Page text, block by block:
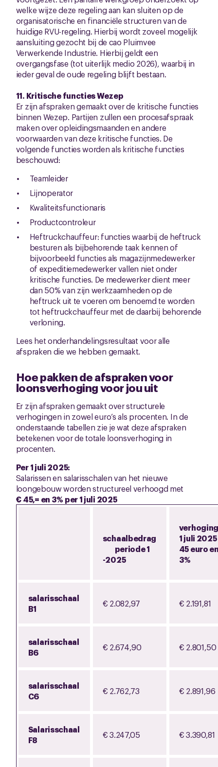
welke wijze deze regeling aan kan sluiten op de
organisatorische en financiële structuren van de
huidige RVU-regeling. Hierbij wordt zoveel mogelijk
aansluiting gezocht bij de cao Pluimvee
Verwerkende Industrie. Hierbij geldt een
overgangsfase (tot uiterlijk medio 2026), waarbij in
ieder geval de oude regeling blijft bestaan.
11. Kritische functies Wezep
Er zijn afspraken gemaakt over de kritische functies
binnen Wezep. Partijen zullen een procesafspraak
maken over opleidingsmaanden en andere
voorwaarden van deze kritische functies. De
volgende functies worden als kritische functies
beschouwd:
Teamleider
Lijnoperator
Kwaliteitsfunctionaris
Productcontroleur
Heftruckchauffeur: functies waarbij de heftruck
besturen als bijbehorende taak kennen of
bijvoorbeeld functies als magazijnmedewerker
of expeditiemedewerker vallen niet onder
kritische functies. De medewerker dient meer
dan 50% van zijn werkzaamheden op de
heftruck uit te voeren om benoemd te worden
tot heftruckchauffeur met de daarbij behorende
verloning.
Lees het onderhandelingsresultaat voor alle
afspraken die we hebben gemaakt.
Hoe pakken de afspraken voor
loonsverhoging voor jou uit
Er zijn afspraken gemaakt over structurele
verhogingen in zowel euro’s als procenten. In de
onderstaande tabellen zie je wat deze afspraken
betekenen voor de totale loonsverhoging in
procenten.
Per 1 juli 2025:
Salarissen en salarisschalen van het nieuwe
loongebouw worden structureel verhoogd met
€ 45,= en 3% per 1 juli 2025
schaalbedrag
periode 1
-2025
1 juli 2025
45 euro
3%
salarisschaal
B1
€ 2.082,97 € 2.191,81
salarisschaal
B6
€ 2.674,90 € 2.801,50
salarisschaal
C6
€ 2.762,73 € 2.891,96
Salarisschaal
F8
€ 3.247,05 € 3.390,81